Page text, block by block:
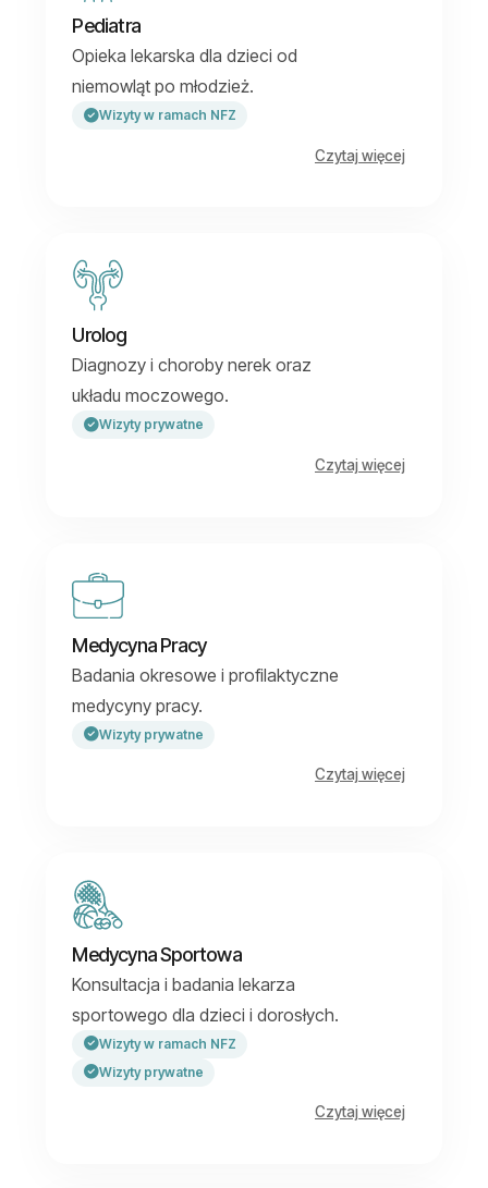
Pediatra
Opieka lekarska dla dzieci od
niemowląt po młodzież.
Wizyty w ramach NFZ
Czytaj więcej
Urolog
Diagnozy i choroby nerek oraz
układu moczowego.
Wizyty prywatne
Czytaj więcej
Medycyna Pracy
Badania okresowe i profilaktyczne
medycyny pracy.
Wizyty prywatne
Czytaj więcej
Medycyna Sportowa
Konsultacja i badania lekarza
sportowego dla dzieci i dorosłych.
Wizyty w ramach NFZ
Wizyty prywatne
Czytaj więcej